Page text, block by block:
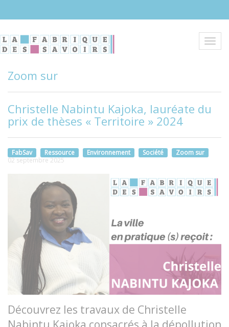
principal
Zoom sur
Christelle Nabintu Kajoka, lauréate du
prix de thèses « Territoire » 2024
FabSav Ressource Environnement Société
Zoom sur
02 septembre 2025
Découvrez les travaux de Christelle